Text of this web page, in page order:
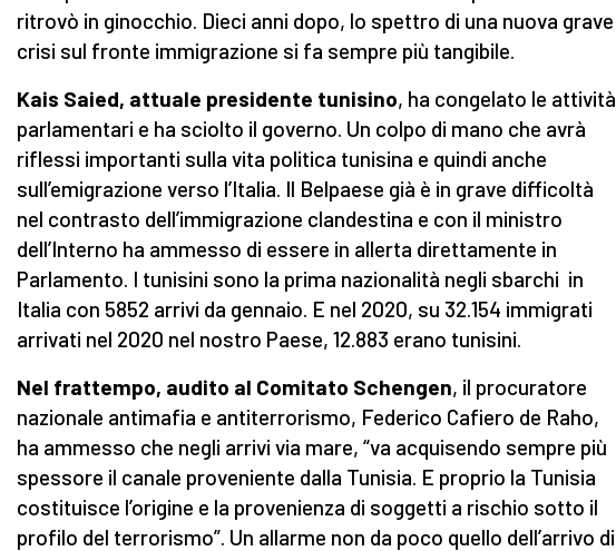
ritrovò in ginocchio. Dieci anni dopo, lo spettro di una nuova grave
crisi sul fronte immigrazione si fa sempre più tangibile.
Kais Saied, attuale presidente tunisino, ha congelato le attività
parlamentari e ha sciolto il governo. Un colpo di mano che avrà
riflessi importanti sulla vita politica tunisina e quindi anche
sull’emigrazione verso l’Italia. Il Belpaese già è in grave difficoltà
nel contrasto dell’immigrazione clandestina e con il ministro
dell’Interno ha ammesso di essere in allerta direttamente in
Parlamento. I tunisini sono la prima nazionalità negli sbarchi in
Italia con 5852 arrivi da gennaio. E nel 2020, su 32.154 immigrati
arrivati nel 2020 nel nostro Paese, 12.883 erano tunisini.
Nel frattempo, audito al Comitato Schengen, il procuratore
nazionale antimafia e antiterrorismo, Federico Cafiero de Raho,
ha ammesso che negli arrivi via mare, “va acquisendo sempre più
spessore il canale proveniente dalla Tunisia. E proprio la Tunisia
costituisce l’origine e la provenienza di soggetti a rischio sotto il
profilo del terrorismo”. Un allarme non da poco quello dell’arrivo di